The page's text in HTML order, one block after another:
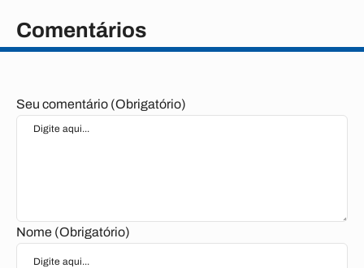
Comentários
Seu comentário (Obrigatório)
Nome (Obrigatório)